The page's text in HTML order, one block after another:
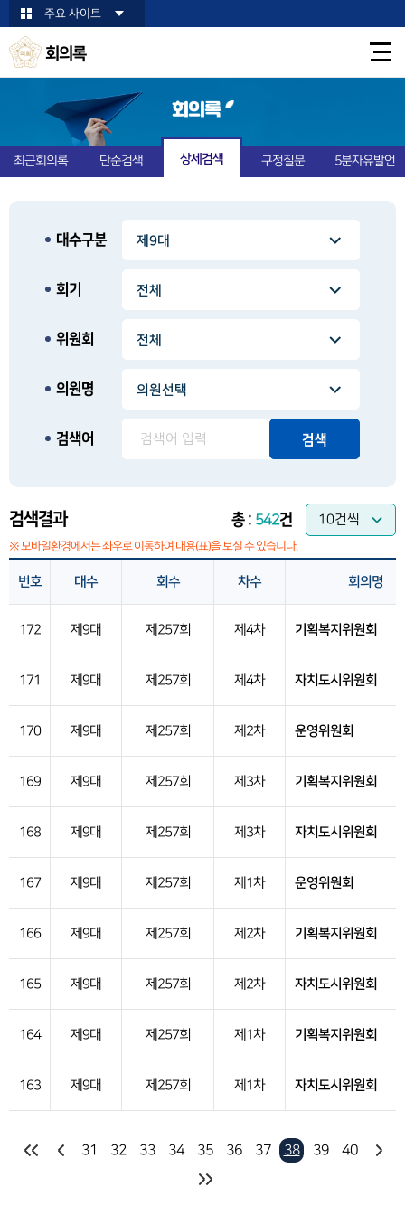
본문바로가기주요 사이트
회의록
회의록
최근회의록 단순검색 상세검색 구정질문 5분자유발언
대수구분
회기
위원회
의원명
검색어 검색
검색결과 총 : 542건
※ 모바일환경에서는 좌우로 이동하여 내용(표)을 보실 수 있습니다.
번호 대수 회수 차수 회의명
172 제9대 제257회 제4차 기획복지위원회
171 제9대 제257회 제4차 자치도시위원회
170 제9대 제257회 제2차 운영위원회
169 제9대 제257회 제3차 기획복지위원회
168 제9대 제257회 제3차 자치도시위원회
167 제9대 제257회 제1차 운영위원회
166 제9대 제257회 제2차 기획복지위원회
165 제9대 제257회 제2차 자치도시위원회
164 제9대 제257회 제1차 기획복지위원회
163 제9대 제257회 제1차 자치도시위원회
31 32 33 34 35 36 37 38 39 40